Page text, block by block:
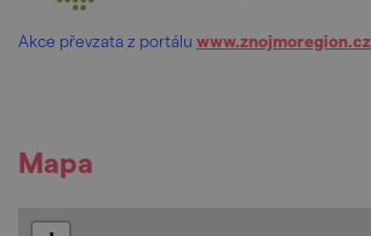
Akce převzata z portálu www.znojmoregion.cz
Mapa